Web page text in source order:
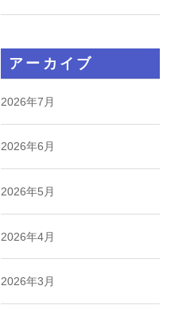
アーカイブ
2026年7月
2026年6月
2026年5月
2026年4月
2026年3月